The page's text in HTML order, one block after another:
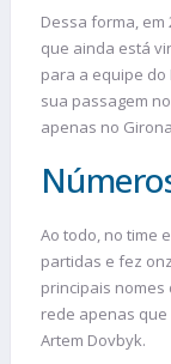
Dessa forma, em
que ainda está
para a equipe do
sua passagem
apenas no
Ao todo, no time
partidas e fez
principais nomes
rede apenas
Artem Dovbyk.